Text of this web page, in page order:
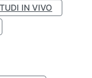
IN VIVO